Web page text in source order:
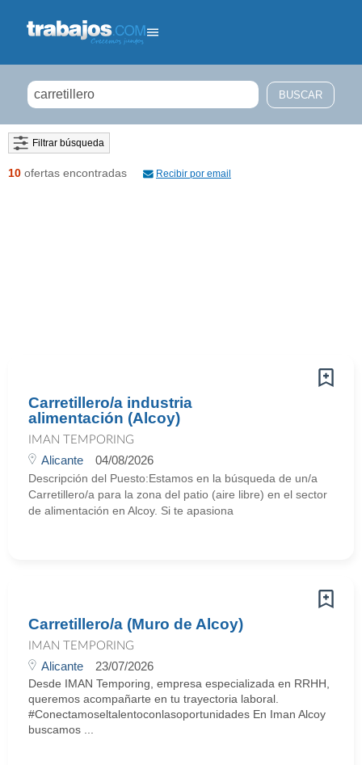
Filtrar búsqueda
10 ofertas encontradas Recibir por email
Carretillero/a industria
alimentación (Alcoy)
IMAN TEMPORING
Alicante 04/08/2026
Descripción del Puesto:Estamos en la búsqueda de un/a
Carretillero/a para la zona del patio (aire libre) en el sector
de alimentación en Alcoy. Si te apasiona
Carretillero/a (Muro de Alcoy)
IMAN TEMPORING
Alicante 23/07/2026
Desde IMAN Temporing, empresa especializada en RRHH,
queremos acompañarte en tu trayectoria laboral.
#Conectamoseltalentoconlasoportunidades En Iman Alcoy
buscamos ...